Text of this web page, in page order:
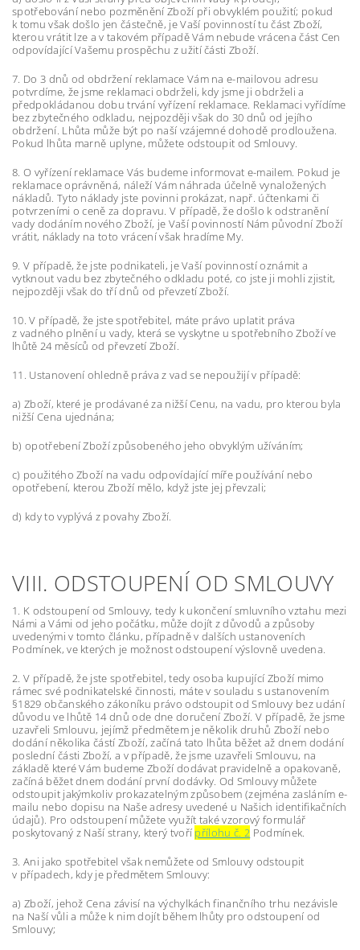
spotřebování nebo pozměnění Zboží při obvyklém použití; pokud
k tomu však došlo jen částečně, je Vaší povinností tu část Zboží,
kterou vrátit lze a v takovém případě Vám nebude vrácena část Cen
odpovídající Vašemu prospěchu z užití části Zboží.
7. Do 3 dnů od obdržení reklamace Vám na e-mailovou adresu
potvrdíme, že jsme reklamaci obdrželi, kdy jsme ji obdrželi a
předpokládanou dobu trvání vyřízení reklamace. Reklamaci vyřídíme
bez zbytečného odkladu, nejpozději však do 30 dnů od jejího
obdržení. Lhůta může být po naší vzájemné dohodě prodloužena.
Pokud lhůta marně uplyne, můžete odstoupit od Smlouvy.
8. O vyřízení reklamace Vás budeme informovat e-mailem. Pokud je
reklamace oprávněná, náleží Vám náhrada účelně vynaložených
nákladů. Tyto náklady jste povinni prokázat, např. účtenkami či
potvrzeními o ceně za dopravu. V případě, že došlo k odstranění
vady dodáním nového Zboží, je Vaší povinností Nám původní Zboží
vrátit, náklady na toto vrácení však hradíme My.
9. V případě, že jste podnikateli, je Vaší povinností oznámit a
vytknout vadu bez zbytečného odkladu poté, co jste ji mohli zjistit,
nejpozději však do tří dnů od převzetí Zboží.
10. V případě, že jste spotřebitel, máte právo uplatit práva
z vadného plnění u vady, která se vyskytne u spotřebního Zboží ve
lhůtě 24 měsíců od převzetí Zboží.
11. Ustanovení ohledně práva z vad se nepoužijí v případě:
a) Zboží, které je prodávané za nižší Cenu, na vadu, pro kterou byla
nižší Cena ujednána;
b) opotřebení Zboží způsobeného jeho obvyklým užíváním;
c) použitého Zboží na vadu odpovídající míře používání nebo
opotřebení, kterou Zboží mělo, když jste jej převzali;
d) kdy to vyplývá z povahy Zboží.
VIII. ODSTOUPENÍ OD SMLOUVY
1. K odstoupení od Smlouvy, tedy k ukončení smluvního vztahu mezi
Námi a Vámi od jeho počátku, může dojít z důvodů a způsoby
uvedenými v tomto článku, případně v dalších ustanoveních
Podmínek, ve kterých je možnost odstoupení výslovně uvedena.
2. V případě, že jste spotřebitel, tedy osoba kupující Zboží mimo
rámec své podnikatelské činnosti, máte v souladu s ustanovením
§1829 občanského zákoníku právo odstoupit od Smlouvy bez udání
důvodu ve lhůtě 14 dnů ode dne doručení Zboží. V případě, že jsme
uzavřeli Smlouvu, jejímž předmětem je několik druhů Zboží nebo
dodání několika částí Zboží, začíná tato lhůta běžet až dnem dodání
poslední části Zboží, a v případě, že jsme uzavřeli Smlouvu, na
základě které Vám budeme Zboží dodávat pravidelně a opakovaně,
začíná běžet dnem dodání první dodávky. Od Smlouvy můžete
odstoupit jakýmkoliv prokazatelným způsobem (zejména zasláním e-
mailu nebo dopisu na Naše adresy uvedené u Našich identifikačních
údajů). Pro odstoupení můžete využít také vzorový formulář
poskytovaný z Naší strany, který tvoří přílohu č. 2 Podmínek.
3. Ani jako spotřebitel však nemůžete od Smlouvy odstoupit
v případech, kdy je předmětem Smlouvy:
a) Zboží, jehož Cena závisí na výchylkách finančního trhu nezávisle
na Naší vůli a může k nim dojít během lhůty pro odstoupení od
Smlouvy;